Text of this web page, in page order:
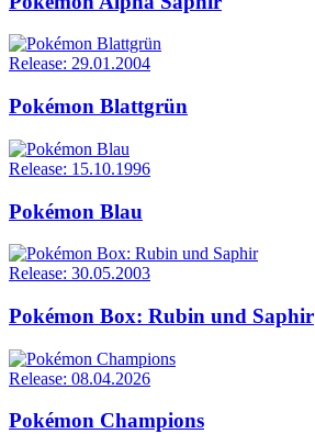
Release: 29.01.2004
Pokémon Blattgrün
Release: 15.10.1996
Pokémon Blau
Release: 30.05.2003
Pokémon Box: Rubin und Saphir
Release: 08.04.2026
Pokémon Champions